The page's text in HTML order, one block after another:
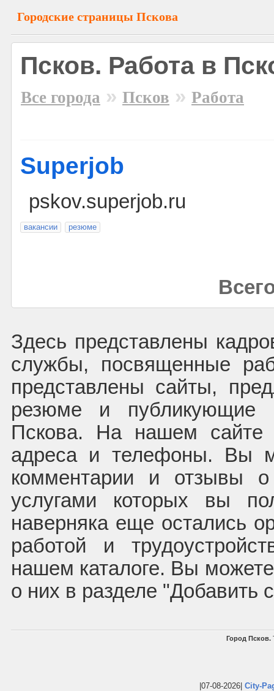
Городские страницы Пскова
Псков. Работа в
Все города » Псков » Работа
Superjob
pskov.superjob.ru
вакансии резюме
Здесь представлены
службы, посвященные
представлены сайты,
резюме и публикующие
Пскова. На нашем сайте
адреса и телефоны. Вы
комментарии и отзывы о
услугами которых вы
наверняка еще остались
работой и
нашем каталоге. Вы
о них в разделе "Добавить
Город Псков.
|07-08-2026| City-